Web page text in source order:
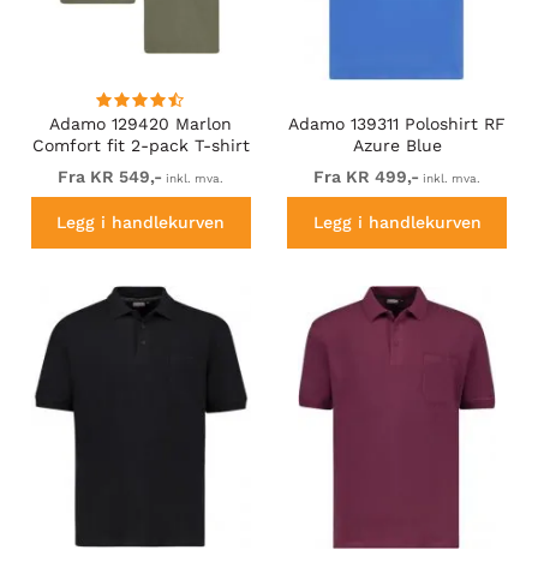
Adamo 129420 Marlon
Comfort fit 2-pack T-shirt
Olive Green
Fra KR 549,- inkl. mva.
Legg i handlekurven
Adamo 139311 Poloshirt RF
Azure Blue
Fra KR 499,- inkl. mva.
Legg i handlekurven